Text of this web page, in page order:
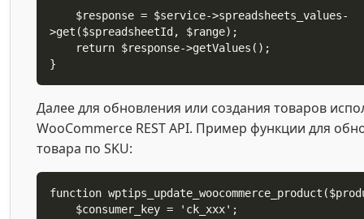
>get($spreadsheetId, $range);
}
Далее для обновления или создания товаров
WooCommerce REST API. Пример функции для
товара по SKU:
function